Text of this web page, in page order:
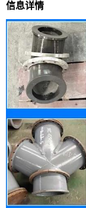
信息详情